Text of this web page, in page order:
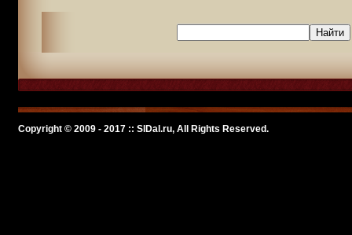
Copyright © 2009 - 2017 :: SlDal.ru, All Rights Reserved.